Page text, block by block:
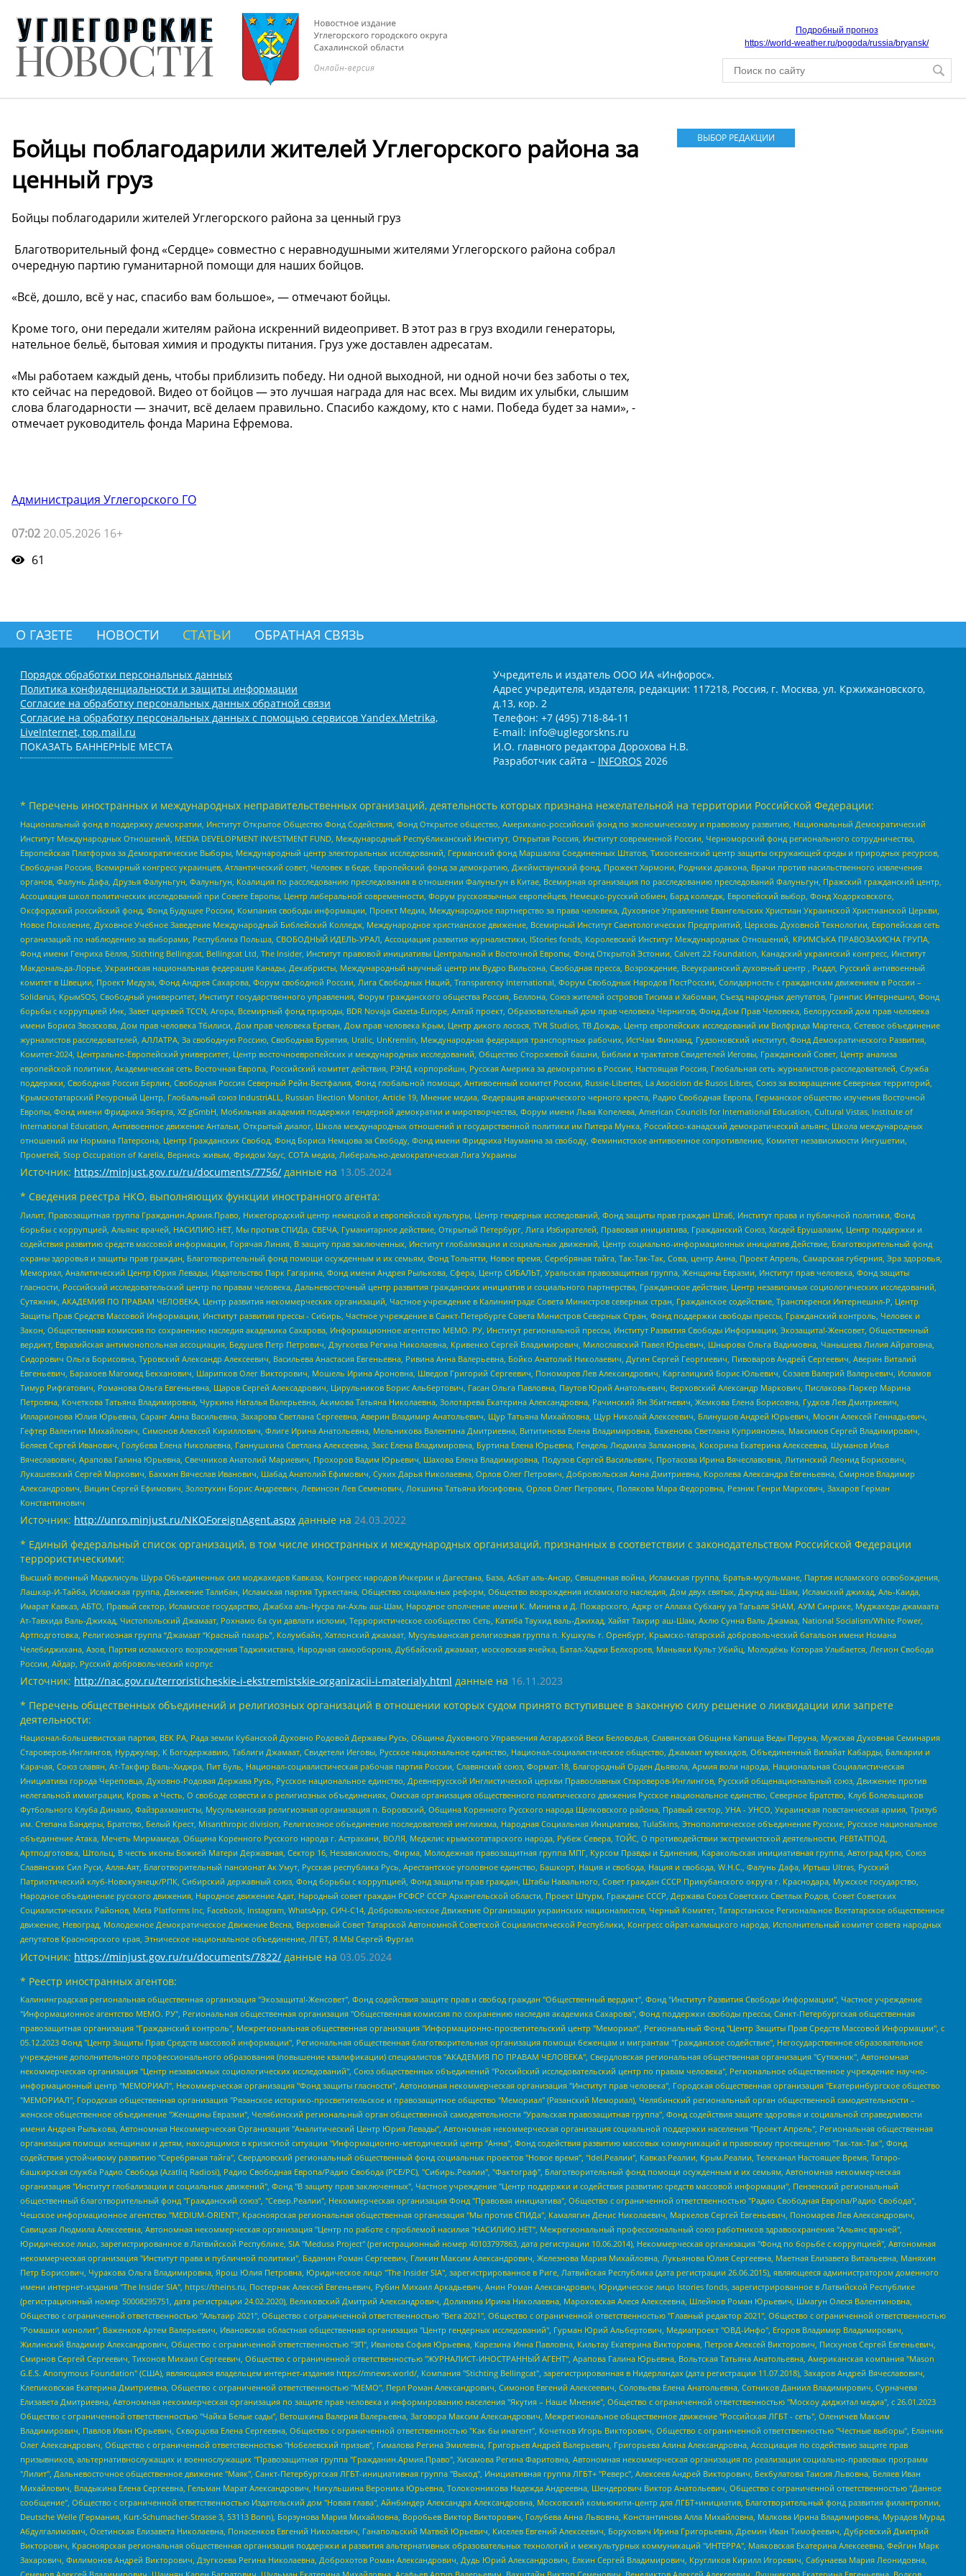
Подробный прогноз
https://world-weather.ru/pogoda/russia/bryansk/
Бойцы поблагодарили жителей Углегорского района за
ценный груз
Бойцы поблагодарили жителей Углегорского района за ценный груз
️ Благотворительный фонд «Сердце» совместно с неравнодушными жителями Углегорского района собрал
очередную партию гуманитарной помощи для наших бойцов.
«Всё, дошло, всё у нас, спасибо вам большое», — отмечают бойцы.
Кроме того, они передали жителям района искренний видеопривет. В этот раз в груз входили генераторы,
нательное бельё, бытовая химия и продукты питания. Груз уже доставлен адресатам.
«Мы работаем каждый день, чтобы приблизить победу. Ни одной выходной, ни одной ночи без заботы о тех,
кто сейчас на передовой. Видео от бойцов — это лучшая награда для нас всех. Мы видим их улыбки, слышим
слова благодарности — значит, всё делаем правильно. Спасибо каждому, кто с нами. Победа будет за нами», -
отмечает руководитель фонда Марина Ефремова.
Администрация Углегорского ГО
07:02 20.05.2026 16+
61
ВЫБОР РЕДАКЦИИ
О ГАЗЕТЕ НОВОСТИ СТАТЬИ ОБРАТНАЯ СВЯЗЬ
Порядок обработки персональных данных
Политика конфиденциальности и защиты информации
Согласие на обработку персональных данных обратной связи
Согласие на обработку персональных данных с помощью сервисов Yandex.Metrika,
LiveInternet, top.mail.ru
ПОКАЗАТЬ БАННЕРНЫЕ МЕСТА
Учредитель и издатель ООО ИА «Инфорос».
Адрес учредителя, издателя, редакции: 117218, Россия, г. Москва, ул. Кржижановского,
д.13, кор. 2
Телефон: +7 (495) 718-84-11
E-mail: info@uglegorskns.ru
И.О. главного редактора Дорохова Н.В.
Разработчик сайта – INFOROS 2026
* Перечень иностранных и международных неправительственных организаций, деятельность которых признана нежелательной на территории Российской Федерации:
Национальный фонд в поддержку демократии, Институт Открытое Общество Фонд Содействия, Фонд Открытое общество, Американо-российский фонд по экономическому и правовому развитию, Национальный Демократический
Институт Международных Отношений, MEDIA DEVELOPMENT INVESTMENT FUND, Международный Республиканский Институт, Открытая Россия, Институт современной России, Черноморский фонд регионального сотрудничества,
Европейская Платформа за Демократические Выборы, Международный центр электоральных исследований, Германский фонд Маршалла Соединенных Штатов, Тихоокеанский центр защиты окружающей среды и природных ресурсов,
Свободная Россия, Всемирный конгресс украинцев, Атлантический совет, Человек в беде, Европейский фонд за демократию, Джеймстаунский фонд, Прожект Хармони, Родники дракона, Врачи против насильственного извлечения
органов, Фалунь Дафа, Друзья Фалуньгун, Фалуньгун, Коалиция по расследованию преследования в отношении Фалуньгун в Китае, Всемирная организация по расследованию преследований Фалуньгун, Пражский гражданский центр,
Ассоциация школ политических исследований при Совете Европы, Центр либеральной современности, Форум русскоязычных европейцев, Немецко-русский обмен, Бард колледж, Европейский выбор, Фонд Ходорковского,
Оксфордский российский фонд, Фонд Будущее России, Компания свободы информации, Проект Медиа, Международное партнерство за права человека, Духовное Управление Евангельских Христиан Украинской Христианской Церкви,
Новое Поколение, Духовное Учебное Заведение Международный Библейский Колледж, Международное христианское движение, Всемирный Институт Саентологических Предприятий, Церковь Духовной Технологии, Европейская сеть
организаций по наблюдению за выборами, Республика Польша, СВОБОДНЫЙ ИДЕЛЬ-УРАЛ, Ассоциация развития журналистики, IStories fonds, Королевский Институт Международных Отношений, КРИМСЬКА ПРАВОЗАХИСНА ГРУПА,
Фонд имени Генриха Бёлля, Stichting Bellingcat, Bellingcat Ltd, The Insider, Институт правовой инициативы Центральной и Восточной Европы, Фонд Открытой Эстонии, Calvert 22 Foundation, Канадский украинский конгресс, Институт
Макдональда-Лорье, Украинская национальная федерация Канады, Декабристы, Международный научный центр им Вудро Вильсона, Свободная пресса, Возрождение, Всеукраинский духовный центр , Риддл, Русский антивоенный
комитет в Швеции, Проект Медуза, Фонд Андрея Сахарова, Форум свободной России, Лига Свободных Наций, Transparеncy International, Форум Свободных Народов ПостРоссии, Солидарность с гражданским движением в России –
Solidarus, КрымSOS, Свободный университет, Институт государственного управления, Форум гражданского общества Россия, Беллона, Союз жителей островов Тисима и Хабомаи, Съезд народных депутатов, Гринпис Интернешнл, Фонд
борьбы с коррупцией Инк, Завет церквей TCCN, Агора, Всемирный фонд природы, BDR Novaja Gazeta-Europe, Алтай проект, Образовательный дом прав человека Чернигов, Фонд Дом Прав Человека, Белорусский дом прав человека
имени Бориса Звозскова, Дом прав человека Тбилиси, Дом прав человека Ереван, Дом прав человека Крым, Центр дикого лосося, TVR Studios, ТВ Дождь, Центр европейских исследований им Вилфрида Мартенса, Сетевое объединение
журналистов расследователей, АЛЛАТРА, За свободную Россию, Свободная Бурятия, Uralic, UnKremlin, Международная федерация транспортных рабочих, ИстЧам Финланд, Гудзоновский институт, Фонд Демократического Развития,
Комитет-2024, Центрально-Европейский университет, Центр восточноевропейских и международных исследований, Общество Сторожевой башни, Библии и трактатов Свидетелей Иеговы, Гражданский Совет, Центр анализа
европейской политики, Академическая сеть Восточная Европа, Российский комитет действия, РЭНД корпорейшн, Русская Америка за демократию в России, Настоящая Россия, Глобальная сеть журналистов-расследователей, Служба
поддержки, Свободная Россия Берлин, Свободная Россия Северный Рейн-Вестфалия, Фонд глобальной помощи, Антивоенный комитет России, Russie-Libertes, La Asocicion de Rusos Libres, Союз за возвращение Северных территорий,
Крымскотатарский Ресурсный Центр, Глобальный союз IndustriALL, Russian Election Monitor, Article 19, Мнение медиа, Федерация анархического черного креста, Радио Свободная Европа, Германское общество изучения Восточной
Европы, Фонд имени Фридриха Эберта, XZ gGmbH, Мобильная академия поддержки гендерной демократии и миротворчества, Форум имени Льва Копелева, American Councils for International Education, Cultural Vistas, Institute of
International Education, Антивоенное движение Антальи, Открытый диалог, Школа международных отношений и государственной политики им Питера Мунка, Российско-канадский демократический альянс, Школа международных
отношений им Нормана Патерсона, Центр Гражданских Свобод, Фонд Бориса Немцова за Свободу, Фонд имени Фридриха Науманна за свободу, Феминистское антивоенное сопротивление, Комитет независимости Ингушетии,
Прометей, Stop Occupation of Karelia, Вернись живым, Фридом Хаус, СОТА медиа, Либерально-демократическая Лига Украины
Источник: https://minjust.gov.ru/ru/documents/7756/ данные на 13.05.2024
* Сведения реестра НКО, выполняющих функции иностранного агента:
Лилит, Правозащитная группа Гражданин.Армия.Право, Нижегородский центр немецкой и европейской культуры, Центр гендерных исследований, Фонд защиты прав граждан Штаб, Институт права и публичной политики, Фонд
борьбы с коррупцией, Альянс врачей, НАСИЛИЮ.НЕТ, Мы против СПИДа, СВЕЧА, Гуманитарное действие, Открытый Петербург, Лига Избирателей, Правовая инициатива, Гражданский Союз, Хасдей Ерушалаим, Центр поддержки и
содействия развитию средств массовой информации, Горячая Линия, В защиту прав заключенных, Институт глобализации и социальных движений, Центр социально-информационных инициатив Действие, Благотворительный фонд
охраны здоровья и защиты прав граждан, Благотворительный фонд помощи осужденным и их семьям, Фонд Тольятти, Новое время, Серебряная тайга, Так-Так-Так, Сова, центр Анна, Проект Апрель, Самарская губерния, Эра здоровья,
Мемориал, Аналитический Центр Юрия Левады, Издательство Парк Гагарина, Фонд имени Андрея Рылькова, Сфера, Центр СИБАЛЬТ, Уральская правозащитная группа, Женщины Евразии, Институт прав человека, Фонд защиты
гласности, Российский исследовательский центр по правам человека, Дальневосточный центр развития гражданских инициатив и социального партнерства, Гражданское действие, Центр независимых социологических исследований,
Сутяжник, АКАДЕМИЯ ПО ПРАВАМ ЧЕЛОВЕКА, Центр развития некоммерческих организаций, Частное учреждение в Калининграде Совета Министров северных стран, Гражданское содействие, Трансперенси Интернешнл-Р, Центр
Защиты Прав Средств Массовой Информации, Институт развития прессы - Сибирь, Частное учреждение в Санкт-Петербурге Совета Министров Северных Стран, Фонд поддержки свободы прессы, Гражданский контроль, Человек и
Закон, Общественная комиссия по сохранению наследия академика Сахарова, Информационное агентство МЕМО. РУ, Институт региональной прессы, Институт Развития Свободы Информации, Экозащита!-Женсовет, Общественный
вердикт, Евразийская антимонопольная ассоциация, Бедушев Петр Петрович, Дзугкоева Регина Николаевна, Кривенко Сергей Владимирович, Милославский Павел Юрьевич, Шнырова Ольга Вадимовна, Чанышева Лилия Айратовна,
Сидорович Ольга Борисовна, Туровский Александр Алексеевич, Васильева Анастасия Евгеньевна, Ривина Анна Валерьевна, Бойко Анатолий Николаевич, Дугин Сергей Георгиевич, Пивоваров Андрей Сергеевич, Аверин Виталий
Евгеньевич, Барахоев Магомед Бекханович, Шарипков Олег Викторович, Мошель Ирина Ароновна, Шведов Григорий Сергеевич, Пономарев Лев Александрович, Каргалицкий Борис Юльевич, Созаев Валерий Валерьевич, Исламов
Тимур Рифгатович, Романова Ольга Евгеньевна, Щаров Сергей Алексадрович, Цирульников Борис Альбертович, Гасан Ольга Павловна, Паутов Юрий Анатольевич, Верховский Александр Маркович, Пислакова-Паркер Марина
Петровна, Кочеткова Татьяна Владимировна, Чуркина Наталья Валерьевна, Акимова Татьяна Николаевна, Золотарева Екатерина Александровна, Рачинский Ян Збигневич, Жемкова Елена Борисовна, Гудков Лев Дмитриевич,
Илларионова Юлия Юрьевна, Саранг Анна Васильевна, Захарова Светлана Сергеевна, Аверин Владимир Анатольевич, Щур Татьяна Михайловна, Щур Николай Алексеевич, Блинушов Андрей Юрьевич, Мосин Алексей Геннадьевич,
Гефтер Валентин Михайлович, Симонов Алексей Кириллович, Флиге Ирина Анатольевна, Мельникова Валентина Дмитриевна, Вититинова Елена Владимировна, Баженова Светлана Куприяновна, Максимов Сергей Владимирович,
Беляев Сергей Иванович, Голубева Елена Николаевна, Ганнушкина Светлана Алексеевна, Закс Елена Владимировна, Буртина Елена Юрьевна, Гендель Людмила Залмановна, Кокорина Екатерина Алексеевна, Шуманов Илья
Вячеславович, Арапова Галина Юрьевна, Свечников Анатолий Мариевич, Прохоров Вадим Юрьевич, Шахова Елена Владимировна, Подузов Сергей Васильевич, Протасова Ирина Вячеславовна, Литинский Леонид Борисович,
Лукашевский Сергей Маркович, Бахмин Вячеслав Иванович, Шабад Анатолий Ефимович, Сухих Дарья Николаевна, Орлов Олег Петрович, Добровольская Анна Дмитриевна, Королева Александра Евгеньевна, Смирнов Владимир
Александрович, Вицин Сергей Ефимович, Золотухин Борис Андреевич, Левинсон Лев Семенович, Локшина Татьяна Иосифовна, Орлов Олег Петрович, Полякова Мара Федоровна, Резник Генри Маркович, Захаров Герман
Константинович
Источник: http://unro.minjust.ru/NKOForeignAgent.aspx данные на 24.03.2022
* Единый федеральный список организаций, в том числе иностранных и международных организаций, признанных в соответствии с законодательством Российской Федерации
террористическими:
Высший военный Маджлисуль Шура Объединенных сил моджахедов Кавказа, Конгресс народов Ичкерии и Дагестана, База, Асбат аль-Ансар, Священная война, Исламская группа, Братья-мусульмане, Партия исламского освобождения,
Лашкар-И-Тайба, Исламская группа, Движение Талибан, Исламская партия Туркестана, Общество социальных реформ, Общество возрождения исламского наследия, Дом двух святых, Джунд аш-Шам, Исламский джихад, Аль-Каида,
Имарат Кавказ, АБТО, Правый сектор, Исламское государство, Джабха аль-Нусра ли-Ахль аш-Шам, Народное ополчение имени К. Минина и Д. Пожарского, Аджр от Аллаха Субхану уа Тагьаля SHAM, АУМ Синрике, Муджахеды джамаата
Ат-Тавхида Валь-Джихад, Чистопольский Джамаат, Рохнамо ба суи давлати исломи, Террористическое сообщество Сеть, Катиба Таухид валь-Джихад, Хайят Тахрир аш-Шам, Ахлю Сунна Валь Джамаа, National Socialism/White Power,
Артподготовка, Религиозная группа “Джамаат “Красный пахарь”, Колумбайн, Хатлонский джамаат, Мусульманская религиозная группа п. Кушкуль г. Оренбург, Крымско-татарский добровольческий батальон имени Номана
Челебиджихана, Азов, Партия исламского возрождения Таджикистана, Народная самооборона, Дуббайский джамаат, московская ячейка, Батал-Хаджи Белхороев, Маньяки Культ Убийц, Молодёжь Которая Улыбается, Легион Свобода
России, Айдар, Русский добровольческий корпус
Источник: http://nac.gov.ru/terroristicheskie-i-ekstremistskie-organizacii-i-materialy.html данные на 16.11.2023
* Перечень общественных объединений и религиозных организаций в отношении которых судом принято вступившее в законную силу решение о ликвидации или запрете
деятельности:
Национал-большевистская партия, ВЕК РА, Рада земли Кубанской Духовно Родовой Державы Русь, Община Духовного Управления Асгардской Веси Беловодья, Славянская Община Капища Веды Перуна, Мужская Духовная Семинария
Староверов-Инглингов, Нурджулар, К Богодержавию, Таблиги Джамаат, Свидетели Иеговы, Русское национальное единство, Национал-социалистическое общество, Джамаат мувахидов, Объединенный Вилайат Кабарды, Балкарии и
Карачая, Союз славян, Ат-Такфир Валь-Хиджра, Пит Буль, Национал-социалистическая рабочая партия России, Славянский союз, Формат-18, Благородный Орден Дьявола, Армия воли народа, Национальная Социалистическая
Инициатива города Череповца, Духовно-Родовая Держава Русь, Русское национальное единство, Древнерусской Инглистической церкви Православных Староверов-Инглингов, Русский общенациональный союз, Движение против
нелегальной иммиграции, Кровь и Честь, О свободе совести и о религиозных объединениях, Омская организация общественного политического движения Русское национальное единство, Северное Братство, Клуб Болельщиков
Футбольного Клуба Динамо, Файзрахманисты, Мусульманская религиозная организация п. Боровский, Община Коренного Русского народа Щелковского района, Правый сектор, УНА - УНСО, Украинская повстанческая армия, Тризуб
им. Степана Бандеры, Братство, Белый Крест, Misanthropic division, Религиозное объединение последователей инглиизма, Народная Социальная Инициатива, TulaSkins, Этнополитическое объединение Русские, Русское национальное
объединение Атака, Мечеть Мирмамеда, Община Коренного Русского народа г. Астрахани, ВОЛЯ, Меджлис крымскотатарского народа, Рубеж Севера, ТОЙС, О противодействии экстремистской деятельности, РЕВТАТПОД,
Артподготовка, Штольц, В честь иконы Божией Матери Державная, Сектор 16, Независимость, Фирма, Молодежная правозащитная группа МПГ, Курсом Правды и Единения, Каракольская инициативная группа, Автоград Крю, Союз
Славянских Сил Руси, Алля-Аят, Благотворительный пансионат Ак Умут, Русская республика Русь, Арестантское уголовное единство, Башкорт, Нация и свобода, Нация и свобода, W.H.С., Фалунь Дафа, Иртыш Ultras, Русский
Патриотический клуб-Новокузнецк/РПК, Сибирский державный союз, Фонд борьбы с коррупцией, Фонд защиты прав граждан, Штабы Навального, Совет граждан СССР Прикубанского округа г. Краснодара, Мужское государство,
Народное объединение русского движения, Народное движение Адат, Народный совет граждан РСФСР СССР Архангельской области, Проект Штурм, Граждане СССР, Держава Союз Советских Светлых Родов, Совет Советских
Социалистических Районов, Meta Platforms Inc, Facebook, Instagram, WhatsApp, СИЧ-С14, Добровольческое Движение Организации украинских националистов, Черный Комитет, Татарстанское Региональное Всетатарское общественное
движение, Невоград, Молодежное Демократическое Движение Весна, Верховный Совет Татарской Автономной Советской Социалистической Республики, Конгресс ойрат-калмыцкого народа, Исполнительный комитет совета народных
депутатов Красноярского края, Этническое национальное объединение, ЛГБТ, Я.МЫ Сергей Фургал
Источник: https://minjust.gov.ru/ru/documents/7822/ данные на 03.05.2024
* Реестр иностранных агентов:
Калининградская региональная общественная организация "Экозащита!-Женсовет", Фонд содействия защите прав и свобод граждан "Общественный вердикт", Фонд "Институт Развития Свободы Информации", Частное учреждение "Информационное агентство МЕМО. РУ", Региональная общественная организация "Общественная комиссия по сохранению наследия академика Сахарова", Фонд поддержки свободы прессы, Санкт-Петербургская общественная правозащитная организация "Гражданский контроль", Межрегиональная общественная организация "Информационно-просветительский центр "Мемориал", Региональный Фонд "Центр Защиты Прав Средств Массовой Информации", с 05.12.2023 Фонд "Центр Защиты Прав Средств массовой информации", Региональная общественная благотворительная организация помощи беженцам и мигрантам "Гражданское содействие", Негосударственное образовательное учреждение дополнительного профессионального образования (повышение квалификации) специалистов "АКАДЕМИЯ ПО ПРАВАМ ЧЕЛОВЕКА", Свердловская региональная общественная организация "Сутяжник", Автономная некоммерческая организация "Центр независимых социологических исследований", Союз общественных объединений "Российский исследовательский центр по правам человека", Региональное общественное учреждение научно-информационный центр "МЕМОРИАЛ", Некоммерческая организация "Фонд защиты гласности", Автономная некоммерческая организация "Институт прав человека", Городская общественная организация "Екатеринбургское общество "МЕМОРИАЛ", Городская общественная организация "Рязанское историко-просветительское и правозащитное общество "Мемориал" (Рязанский Мемориал), Челябинский региональный орган общественной самодеятельности – женское общественное объединение "Женщины Евразии", Челябинский региональный орган общественной самодеятельности "Уральская правозащитная группа", Фонд содействия защите здоровья и социальной справедливости имени Андрея Рылькова, Автономная Некоммерческая Организация "Аналитический Центр Юрия Левады", Автономная некоммерческая организация социальной поддержки населения "Проект Апрель", Региональная общественная организация помощи женщинам и детям, находящимся в кризисной ситуации "Информационно-методический центр "Анна", Фонд содействия развитию массовых коммуникаций и правовому просвещению "Так-так-Так", Фонд содействия устойчивому развитию "Серебряная тайга", Свердловский региональный общественный фонд социальных проектов "Новое время", "Idel.Реалии", Кавказ.Реалии, Крым.Реалии, Телеканал Настоящее Время, Татаро-башкирская служба Радио Свобода (Azatliq Radiosi), Радио Свободная Европа/Радио Свобода (PCE/PC), "Сибирь.Реалии", "Фактограф", Благотворительный фонд помощи осужденным и их семьям, Автономная некоммерческая организация "Институт глобализации и социальных движений", Фонд "В защиту прав заключенных", Частное учреждение "Центр поддержки и содействия развитию средств массовой информации", Пензенский региональный общественный благотворительный фонд "Гражданский союз", "Север.Реалии", Некоммерческая организация Фонд "Правовая инициатива", Общество с ограниченной ответственностью "Радио Свободная Европа/Радио Свобода", Чешское информационное агентство "MEDIUM-ORIENT", Красноярская региональная общественная организация "Мы против СПИДа", Камалягин Денис Николаевич, Маркелов Сергей Евгеньевич, Пономарев Лев Александрович, Савицкая Людмила Алексеевна, Автономная некоммерческая организация "Центр по работе с проблемой насилия "НАСИЛИЮ.НЕТ", Межрегиональный профессиональный союз работников здравоохранения "Альянс врачей", Юридическое лицо, зарегистрированное в Латвийской Республике, SIA "Medusa Project" (регистрационный номер 40103797863, дата регистрации 10.06.2014), Некоммерческая организация "Фонд по борьбе с коррупцией", Автономная некоммерческая организация "Институт права и публичной политики", Баданин Роман Сергеевич, Гликин Максим Александрович, Железнова Мария Михайловна, Лукьянова Юлия Сергеевна, Маетная Елизавета Витальевна, Маняхин Петр Борисович, Чуракова Ольга Владимировна, Ярош Юлия Петровна, Юридическое лицо "The Insider SIA", зарегистрированное в Риге, Латвийская Республика (дата регистрации 26.06.2015), являющееся администратором доменного имени интернет-издания "The Insider SIA", https://theins.ru, Постернак Алексей Евгеньевич, Рубин Михаил Аркадьевич, Анин Роман Александрович, Юридическое лицо Istories fonds, зарегистрированное в Латвийской Республике (регистрационный номер 50008295751, дата регистрации 24.02.2020), Великовский Дмитрий Александрович, Долинина Ирина Николаевна, Мароховская Алеся Алексеевна, Шлейнов Роман Юрьевич, Шмагун Олеся Валентиновна, Общество с ограниченной ответственностью "Альтаир 2021", Общество с ограниченной ответственностью "Вега 2021", Общество с ограниченной ответственностью "Главный редактор 2021", Общество с ограниченной ответственностью "Ромашки монолит", Важенков Артем Валерьевич, Ивановская областная общественная организация "Центр гендерных исследований", Гурман Юрий Альбертович, Медиапроект "ОВД-Инфо", Егоров Владимир Владимирович, Жилинский Владимир Александрович, Общество с ограниченной ответственностью "ЗП", Иванова София Юрьевна, Карезина Инна Павловна, Кильтау Екатерина Викторовна, Петров Алексей Викторович, Пискунов Сергей Евгеньевич, Смирнов Сергей Сергеевич, Тихонов Михаил Сергеевич, Общество с ограниченной ответственностью "ЖУРНАЛИСТ-ИНОСТРАННЫЙ АГЕНТ", Арапова Галина Юрьевна, Вольтская Татьяна Анатольевна, Американская компания "Mason G.E.S. Anonymous Foundation" (США), являющаяся владельцем интернет-издания https://mnews.world/, Компания "Stichting Bellingcat", зарегистрированная в Нидерландах (дата регистрации 11.07.2018), Захаров Андрей Вячеславович, Клепиковская Екатерина Дмитриевна, Общество с ограниченной ответственностью "МЕМО", Перл Роман Александрович, Симонов Евгений Алексеевич, Соловьева Елена Анатольевна, Сотников Даниил Владимирович, Сурначева Елизавета Дмитриевна, Автономная некоммерческая организация по защите прав человека и информированию населения "Якутия – Наше Мнение", Общество с ограниченной ответственностью "Москоу диджитал медиа", с 26.01.2023 Общество с ограниченной ответственностью "Чайка Белые сады", Ветошкина Валерия Валерьевна, Заговора Максим Александрович, Межрегиональное общественное движение "Российская ЛГБТ - сеть", Оленичев Максим Владимирович, Павлов Иван Юрьевич, Скворцова Елена Сергеевна, Общество с ограниченной ответственностью "Как бы инагент", Кочетков Игорь Викторович, Общество с ограниченной ответственностью "Честные выборы", Еланчик Олег Александрович, Общество с ограниченной ответственностью "Нобелевский призыв", Гималова Регина Эмилевна, Григорьев Андрей Валерьевич, Григорьева Алина Александровна, Ассоциация по содействию защите прав призывников, альтернативнослужащих и военнослужащих "Правозащитная группа "Гражданин.Армия.Право", Хисамова Регина Фаритовна, Автономная некоммерческая организация по реализации социально-правовых программ "Лилит", Дальневосточное общественное движение "Маяк", Санкт-Петербургская ЛГБТ-инициативная группа "Выход", Инициативная группа ЛГБТ+ "Реверс", Алексеев Андрей Викторович, Бекбулатова Таисия Львовна, Беляев Иван Михайлович, Владыкина Елена Сергеевна, Гельман Марат Александрович, Никульшина Вероника Юрьевна, Толоконникова Надежда Андреевна, Шендерович Виктор Анатольевич, Общество с ограниченной ответственностью "Данное сообщение", Общество с ограниченной ответственностью Издательский дом "Новая глава", Айнбиндер Александра Александровна, Московский комьюнити-центр для ЛГБТ+инициатив, Благотворительный фонд развития филантропии, Deutsche Welle (Германия, Kurt-Schumacher-Strasse 3, 53113 Bonn), Борзунова Мария Михайловна, Воробьев Виктор Викторович, Голубева Анна Львовна, Константинова Алла Михайловна, Малкова Ирина Владимировна, Мурадов Мурад Абдулгалимович, Осетинская Елизавета Николаевна, Понасенков Евгений Николаевич, Ганапольский Матвей Юрьевич, Киселев Евгений Алексеевич, Борухович Ирина Григорьевна, Дремин Иван Тимофеевич, Дубровский Дмитрий Викторович, Красноярская региональная общественная организация поддержки и развития альтернативных образовательных технологий и межкультурных коммуникаций "ИНТЕРРА", Маяковская Екатерина Алексеевна, Фейгин Марк Захарович, Филимонов Андрей Викторович, Дзугкоева Регина Николаевна, Доброхотов Роман Александрович, Дудь Юрий Александрович, Елкин Сергей Владимирович, Кругликов Кирилл Игоревич, Сабунаева Мария Леонидовна, Семенов Алексей Владимирович, Шаинян Карен Багратович, Шульман Екатерина Михайловна, Асафьев Артур Валерьевич, Вахштайн Виктор Семенович, Венедиктов Алексей Алексеевич, Лушникова Екатерина Евгеньевна, Волков Леонид Михайлович, Невзоров Александр Глебович, Пархоменко Сергей Борисович, Сироткин Ярослав Николаевич, Кара-Мурза Владимир Владимирович, Баранова Наталья Владимировна, Гозман Леонид Яковлевич, Кагарлицкий Борис Юльевич, Климарев Михаил Валерьевич, Милов Владимир Станиславович, Автономная некоммерческая организация Краснодарский центр современного искусства "Типография", Моргенштерн Алишер Тагирович, Соболь Любовь Эдуардовна, Общество с ограниченной ответственностью "ЛИЗА НОРМ", Каспаров Гарри Кимович, Ходорковский Михаил Борисович, Общество с ограниченной ответственностью "Апрельские тезисы", Данилович Ирина Брониславовна, Кашин Олег Владимирович, Петров Николай Владимирович, Пивоваров Алексей Владимирович, Соколов Михаил Владимирович, Цветкова Юлия Владимировна, Чичваркин Евгений Александрович, Комитет против пыток/Команда против пыток, Общество с ограниченной ответственностью "Первый научный", Общество с ограниченной ответственностью "Вертолет и ко", Белоцерковская Вероника Борисовна, Кац Максим Евгеньевич, Лазарева Татьяна Юрьевна, Шаведдинов Руслан Табризович, Яшин Илья Валерьевич, Общество с ограниченной ответственностью "Иноагент ААВ", Алешковский Дмитрий Петрович, Альбац Евгения Марковна, Быков Дмитрий Львович, Галямина Юлия Евгеньевна, Лойко Сергей Леонидович, Мартынов Кирилл Константинович, Медведев Сергей Александрович, Крашенинников Федор Геннадиевич, Гордеева Катерина Вл